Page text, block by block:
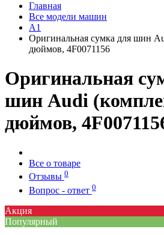
Главная
Все модели машин
A1
Оригинальная сумка для шин
дюймов, 4F0071156
Оригинальная
шин Audi
дюймов,
Все о товаре
Отзывы 0
Вопрос - ответ 0
Акция
Популярный